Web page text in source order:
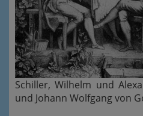
Schiller, Wilhelm und
und Johann Wolfgang von